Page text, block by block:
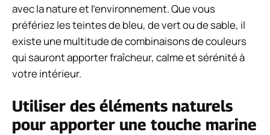
avec la nature et l’environnement. Que vous
préfériez les teintes de bleu, de vert ou de sable, il
existe une multitude de combinaisons de couleurs
qui sauront apporter fraîcheur, calme et sérénité à
votre intérieur.
Utiliser des éléments naturels
pour apporter une touche marine